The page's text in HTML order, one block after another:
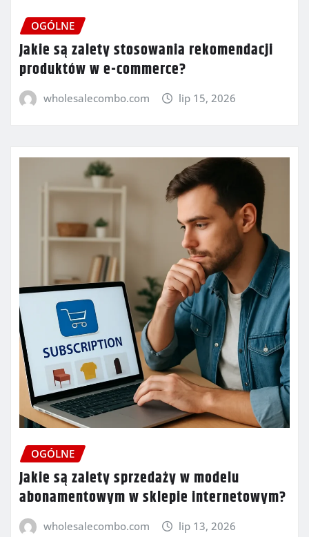
OGÓLNE
Jakie są zalety stosowania rekomendacji
produktów w e-commerce?
wholesalecombo.com lip 15, 2026
OGÓLNE
Jakie są zalety sprzedaży w modelu
abonamentowym w sklepie internetowym?
wholesalecombo.com lip 13, 2026